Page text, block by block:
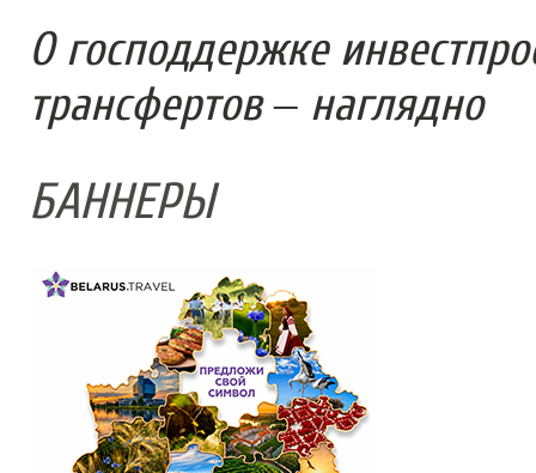
О господдержке
трансфертов – наглядно
БАННЕРЫ